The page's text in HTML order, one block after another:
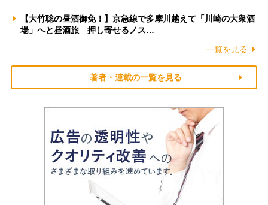
【大竹聡の昼酒御免！】京急線で多摩川越えて「川崎の大衆酒
場」へと昼酒旅 押し寄せるノス…
一覧を見る
著者・連載の一覧を見る